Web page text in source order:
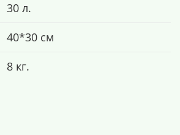
30 л.
40*30 см
8 кг.